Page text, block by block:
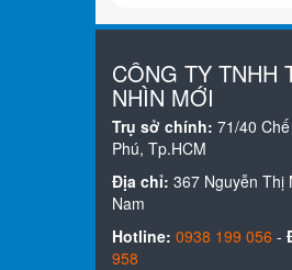
CÔNG TY TNHH
NHÌN MỚI
Trụ sở chính: 71/40
Phú, Tp.HCM
Địa chỉ: 367 Nguyễn Thị
Nam
Hotline: 0938 199 056 -
958